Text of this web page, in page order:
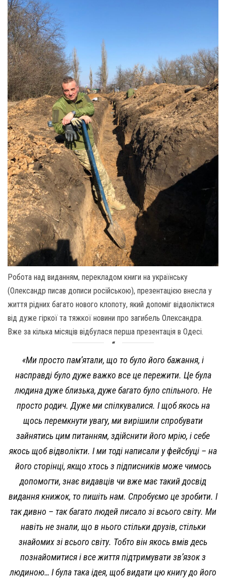
Робота над виданням, перекладом книги на українську
(Олександр писав дописи російською), презентацією внесла у
життя рідних багато нового клопоту, який допоміг відволіктися
від дуже гіркої та тяжкої новини про загибель Олександра.
Вже за кілька місяців відбулася перша презентація в Одесі.
«Ми просто пам’ятали, що то було його бажання, і
насправді було дуже важко все це пережити. Це була
людина дуже близька, дуже багато було спільного. Не
просто родич. Дуже ми спілкувалися. І щоб якось на
щось перемкнути увагу, ми вирішили спробувати
зайнятись цим питанням, здійснити його мрію, і себе
якось щоб відволікти. І ми тоді написали у фейсбуці – на
його сторінці, якщо хтось з підписників може чимось
допомогти, знає видавців чи вже має такий досвід
видання книжок, то пишіть нам. Спробуємо це зробити. І
так дивно – так багато людей писало зі всього світу. Ми
навіть не знали, що в нього стільки друзів, стільки
знайомих зі всього світу. Тобто він якось вмів десь
познайомитися і все життя підтримувати зв’язок з
людиною… І була така ідея, щоб видати цю книгу до його